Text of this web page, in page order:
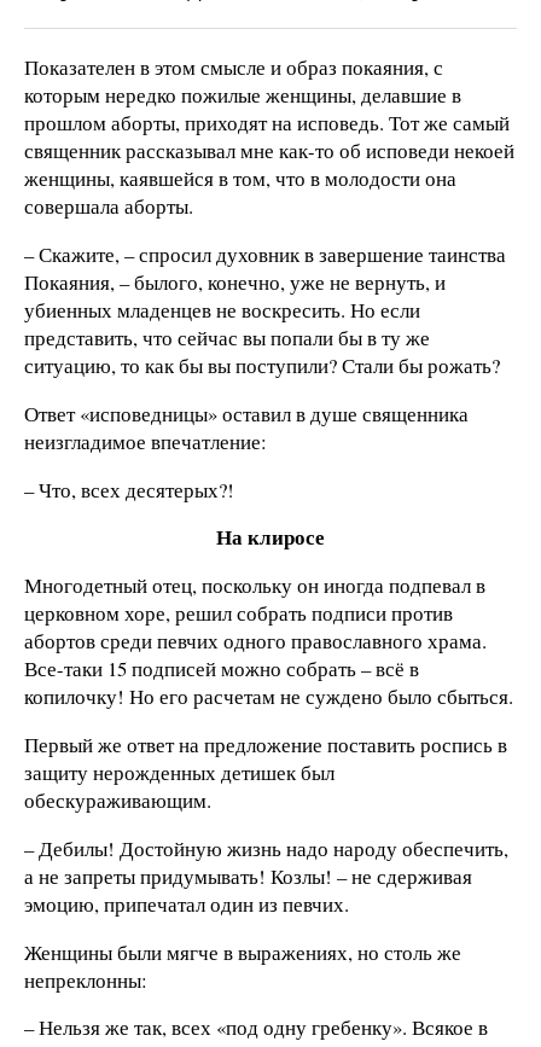
Показателен в этом смысле и образ покаяния, с
которым нередко пожилые женщины, делавшие в
прошлом аборты, приходят на исповедь. Тот же самый
священник рассказывал мне как-то об исповеди некоей
женщины, каявшейся в том, что в молодости она
совершала аборты.
– Скажите, – спросил духовник в завершение таинства
Покаяния, – былого, конечно, уже не вернуть, и
убиенных младенцев не воскресить. Но если
представить, что сейчас вы попали бы в ту же
ситуацию, то как бы вы поступили? Стали бы рожать?
Ответ «исповедницы» оставил в душе священника
неизгладимое впечатление:
– Что, всех десятерых?!
На клиросе
Многодетный отец, поскольку он иногда подпевал в
церковном хоре, решил собрать подписи против
абортов среди певчих одного православного храма.
Все-таки 15 подписей можно собрать – всё в
копилочку! Но его расчетам не суждено было сбыться.
Первый же ответ на предложение поставить роспись в
защиту нерожденных детишек был
обескураживающим.
– Дебилы! Достойную жизнь надо народу обеспечить,
а не запреты придумывать! Козлы! – не сдерживая
эмоцию, припечатал один из певчих.
Женщины были мягче в выражениях, но столь же
непреклонны:
– Нельзя же так, всех «под одну гребенку». Всякое в